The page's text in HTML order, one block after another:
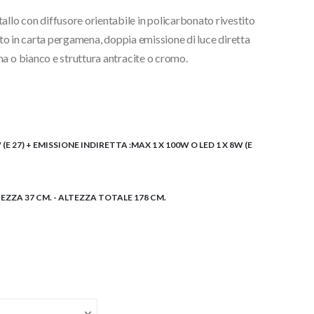
con diffusore orientabile in policarbonato rivestito
in carta pergamena, doppia emissione di luce diretta
o bianco e struttura antracite o cromo.
27) + EMISSIONE INDIRETTA :MAX 1 X 100W O LED 1 X 8W (E
37 CM. - ALTEZZA TOTALE 178 CM.